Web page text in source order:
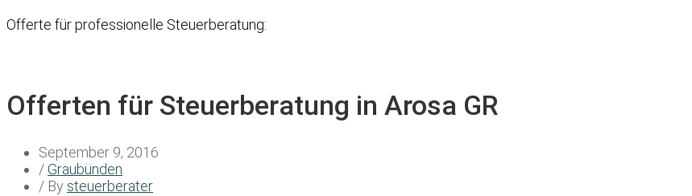
Offerte für professionelle Steuerberatung:
Offerten für Steuerberatung in Arosa GR
September 9, 2016
/Graubünden
/ By steuerberater